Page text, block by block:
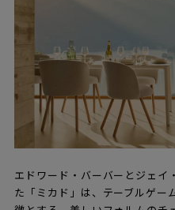
エドワード・バーバーとジェイ
た「ミカド」は、テーブルゲー